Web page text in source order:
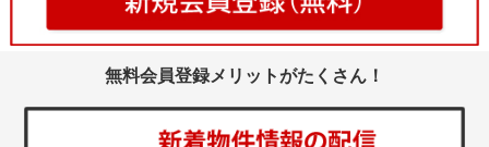
無料会員登録メリットがたくさん！